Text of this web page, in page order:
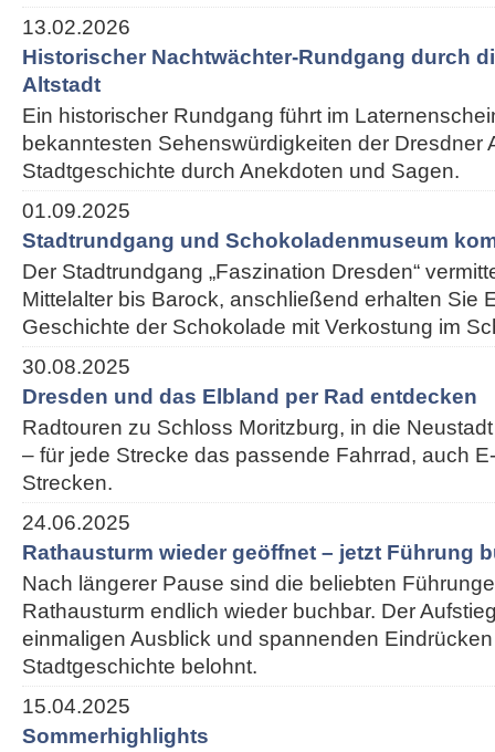
13.02.2026
Historischer Nachtwächter-Rundgang durch
Altstadt
Ein historischer Rundgang führt im
bekanntesten Sehenswürdigkeiten der Dresdner
Stadtgeschichte durch Anekdoten und Sagen.
01.09.2025
Stadtrundgang und Schokoladenmuseum
Der Stadtrundgang „Faszination Dresden“
Mittelalter bis Barock, anschließend erhalten Sie
Geschichte der Schokolade mit Verkostung im
30.08.2025
Dresden und das Elbland per Rad entdecken
Radtouren zu Schloss Moritzburg, in die
– für jede Strecke das passende Fahrrad, auch
Strecken.
24.06.2025
Rathausturm wieder geöffnet – jetzt Führung
Nach längerer Pause sind die beliebten
Rathausturm endlich wieder buchbar. Der
einmaligen Ausblick und spannenden
Stadtgeschichte belohnt.
15.04.2025
Sommerhighlights